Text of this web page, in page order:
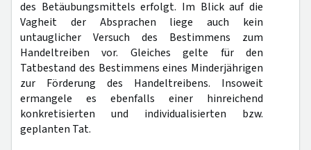
des Betäubungsmittels erfolgt. Im Blick auf die
Vagheit der Absprachen liege auch kein
untauglicher Versuch des Bestimmens zum
Handeltreiben vor. Gleiches gelte für den
Tatbestand des Bestimmens eines Minderjährigen
zur Förderung des Handeltreibens. Insoweit
ermangele es ebenfalls einer hinreichend
konkretisierten und individualisierten bzw.
geplanten Tat.